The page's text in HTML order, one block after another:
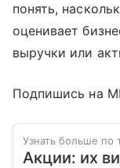
понять,
оценивает
выручки или
Подпишись на
Узнать больше по
Акции: их